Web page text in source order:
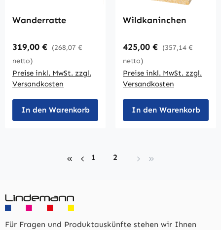
Wanderratte
Regulärer Preis:
319,00 € (268,07 €
netto)
Preise inkl. MwSt. zzgl.
Versandkosten
In den Warenkorb
Wildkaninchen
Regulärer Preis:
425,00 € (357,14 €
netto)
Preise inkl. MwSt. zzgl.
Versandkosten
In den Warenkorb
Seite
1 Seite
2
Für Fragen und Produktauskünfte stehen wir Ihnen